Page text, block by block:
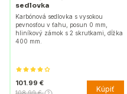
sedlovka
Karbónová sedlovka s vysokou
pevnosťou v ťahu, posun 0 mm,
hliníkový zámok s 2 skrutkami, dĺžka
400 mm.
101.99 €
Kúpiť